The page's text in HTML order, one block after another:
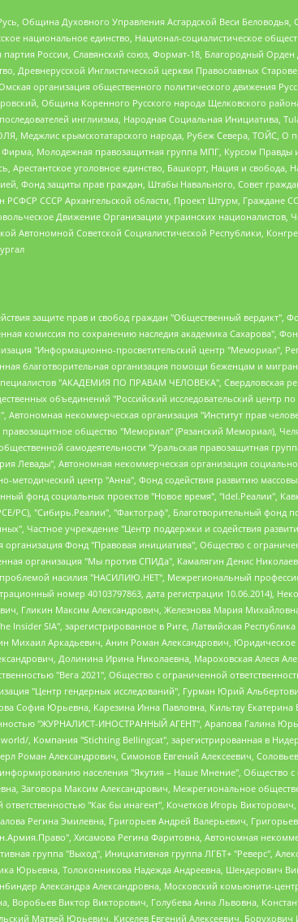
Община Духовного Управления Асгардской Веси
национальное единство, Национал-социалистическое
России, Славянский союз, Формат-18, Благородный
Древнерусской Инглистической церкви Православных
организация общественного политического движения
Община Коренного Русского народа Щелковского
инглиизма, Народная Социальная Инициатива,
крымскотатарского народа, Рубеж Севера, ТОЙС, О
Молодежная правозащитная группа МПГ, Курсом Правды
Арестантское уголовное единство, Башкорт, Нация и
Фонд защиты прав граждан, Штабы Навального, Совет
СССР Архангельской области, Проект Штурм, Граждане
Движение Организации украинских националистов,
Автономной Советской Социалистической Республики,
Евгеньевич, Рубин Михаил Аркадьевич, Анин Роман Александрович, Юридическое лицо Istories fonds, зарегистрированное в Латвийской Республике (регистрационный номер 50008295751, дата регистрации 24.02.2020), Великовский Дмитрий Александрович, Долинина Ирина Николаевна, Мароховская Алеся Алексеевна, Шлейнов Роман Юрьевич, Шмагун Олеся Валентиновна, Общество с ограниченной ответственностью "Альтаир 2021", Общество с ограниченной ответственностью "Вега 2021", Общество с ограниченной ответственностью "Главный редактор 2021", Общество с ограниченной ответственностью "Ромашки монолит", Важенков Артем Валерьевич, Ивановская областная общественная организация "Центр гендерных исследований", Гурман Юрий Альбертович, Медиапроект "ОВД-Инфо", Егоров Владимир Владимирович, Жилинский Владимир Александрович, Общество с ограниченной ответственностью "ЗП", Иванова София Юрьевна, Карезина Инна Павловна, Кильтау Екатерина Викторовна, Петров Алексей Викторович, Пискунов Сергей Евгеньевич, Смирнов Сергей Сергеевич, Тихонов Михаил Сергеевич, Общество с ограниченной ответственностью "ЖУРНАЛИСТ-ИНОСТРАННЫЙ АГЕНТ", Арапова Галина Юрьевна, Вольтская Татьяна Анатольевна, Американская компания "Mason G.E.S. Anonymous Foundation" (США), являющаяся владельцем интернет-издания https://mnews.world/, Компания "Stichting Bellingcat", зарегистрированная в Нидерландах (дата регистрации 11.07.2018), Захаров Андрей Вячеславович, Клепиковская Екатерина Дмитриевна, Общество с ограниченной ответственностью "МЕМО", Перл Роман Александрович, Симонов Евгений Алексеевич, Соловьева Елена Анатольевна, Сотников Даниил Владимирович, Сурначева Елизавета Дмитриевна, Автономная некоммерческая организация по защите прав человека и информированию населения "Якутия – Наше Мнение", Общество с ограниченной ответственностью "Москоу диджитал медиа", с 26.01.2023 Общество с ограниченной ответственностью "Чайка Белые сады", Ветошкина Валерия Валерьевна, Заговора Максим Александрович, Межрегиональное общественное движение "Российская ЛГБТ - сеть", Оленичев Максим Владимирович, Павлов Иван Юрьевич, Скворцова Елена Сергеевна, Общество с ограниченной ответственностью "Как бы инагент", Кочетков Игорь Викторович, Общество с ограниченной ответственностью "Честные выборы", Еланчик Олег Александрович, Общество с ограниченной ответственностью "Нобелевский призыв", Гималова Регина Эмилевна, Григорьев Андрей Валерьевич, Григорьева Алина Александровна, Ассоциация по содействию защите прав призывников, альтернативнослужащих и военнослужащих "Правозащитная группа "Гражданин.Армия.Право", Хисамова Регина Фаритовна, Автономная некоммерческая организация по реализации социально-правовых программ "Лилит", Дальневосточное общественное движение "Маяк",